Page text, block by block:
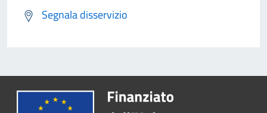
Segnala disservizio